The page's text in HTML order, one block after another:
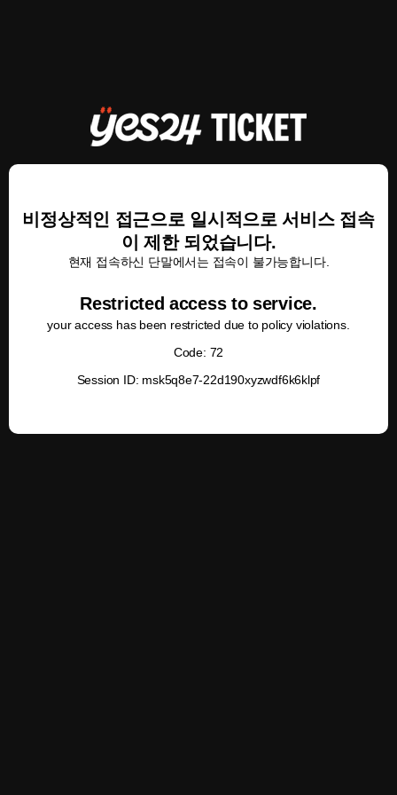
비정상적인 접근으로 일시적으로 서비스 접속
이 제한 되었습니다.
현재 접속하신 단말에서는 접속이 불가능합니다.
Restricted access to service.
your access has been restricted due to policy violations.
Code: 72
Session ID: msk5q8e7-22d190xyzwdf6k6klpf